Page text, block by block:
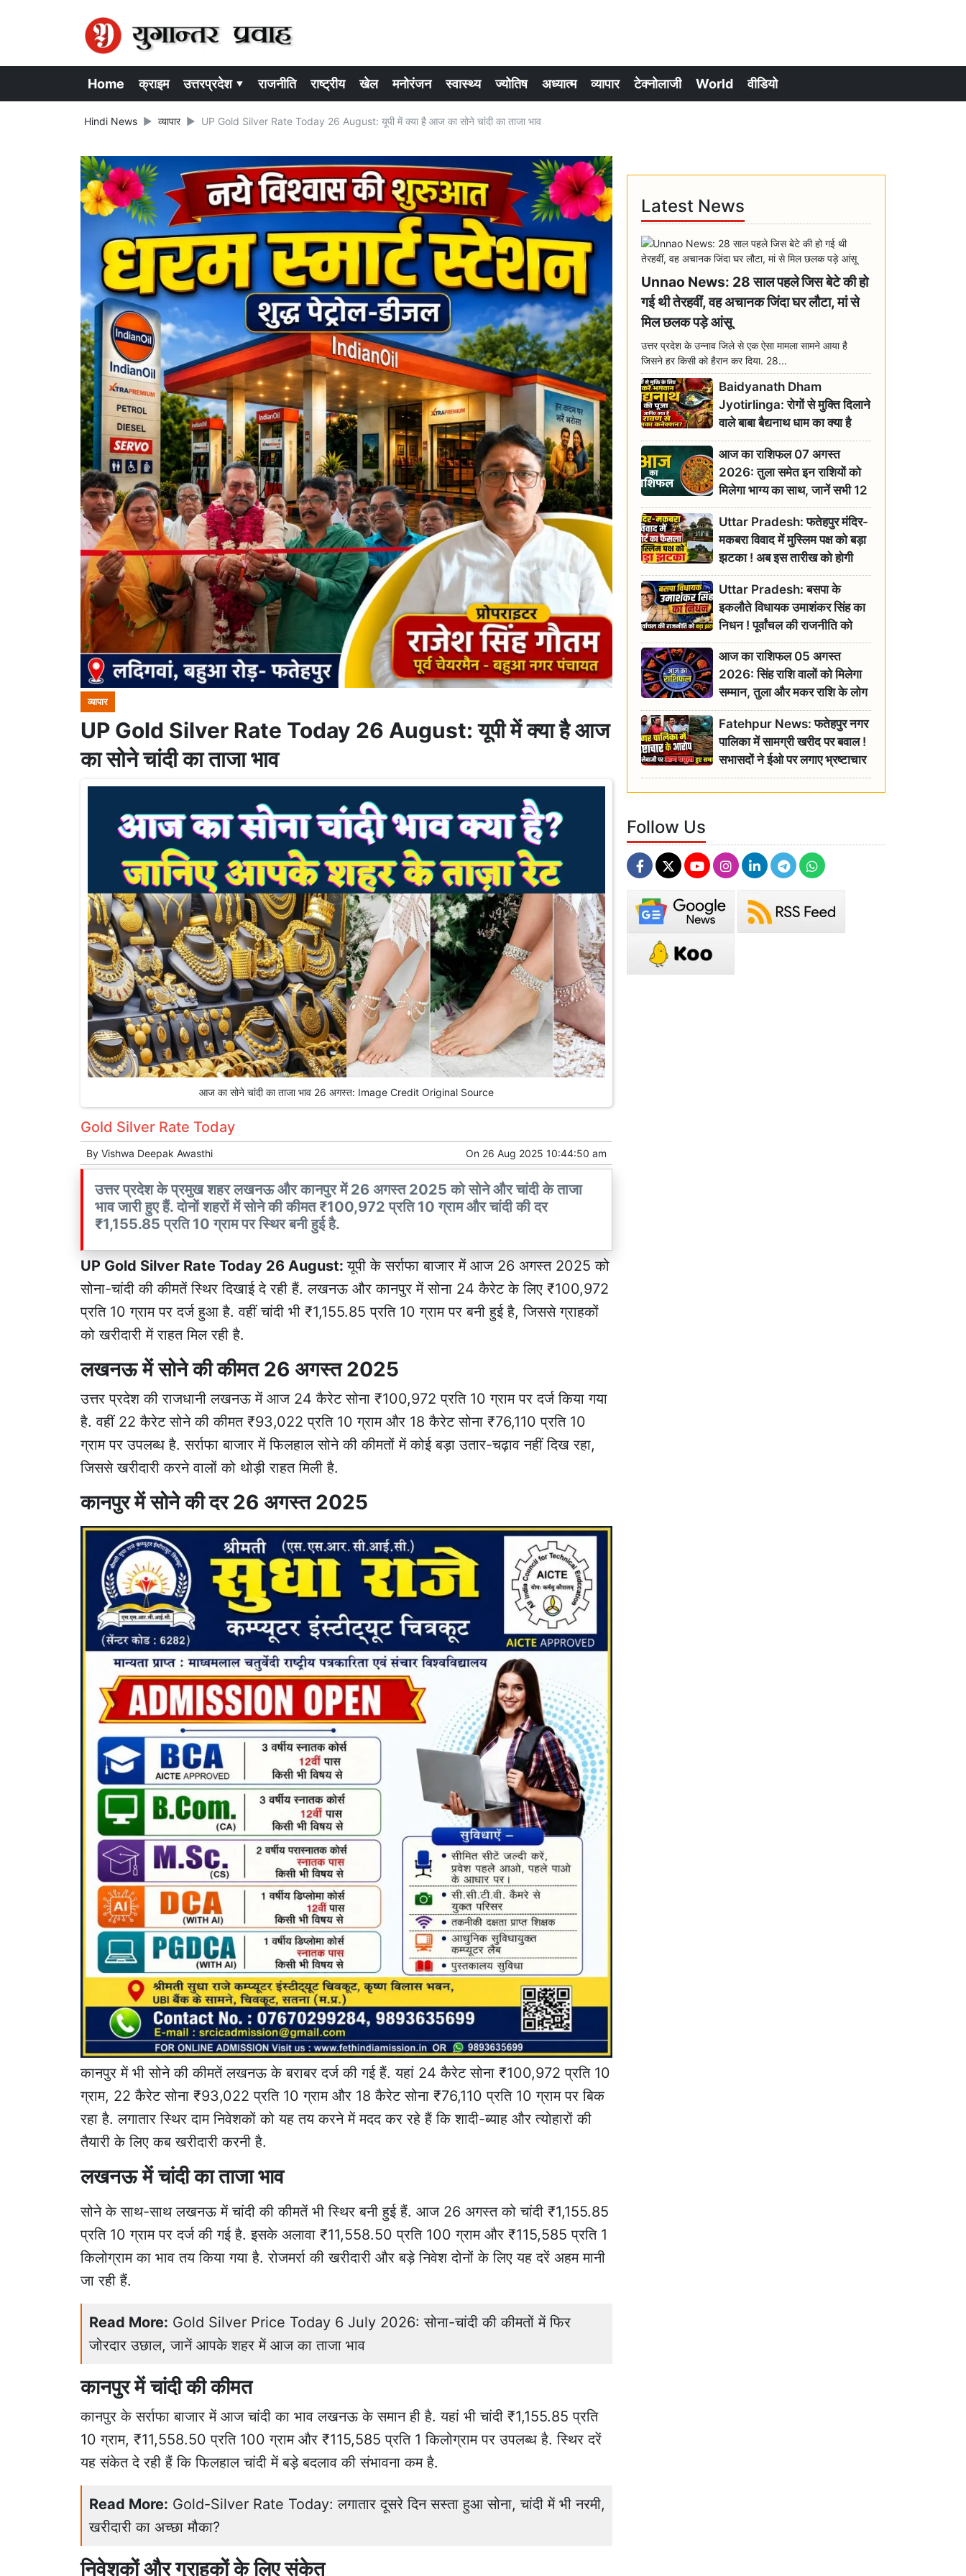
Home क्राइम उत्तरप्रदेश ▾ राजनीति राष्ट्रीय खेल मनोरंजन स्वास्थ्य ज्योतिष अध्यात्म व्यापार टेक्नोलाजी World वीडियो
Hindi News व्यापार UP Gold Silver Rate Today 26 August: यूपी में क्या है आज का सोने चांदी का ताजा भाव
व्यापार
UP Gold Silver Rate Today 26 August: यूपी में क्या है आज
का सोने चांदी का ताजा भाव
आज का सोने चांदी का ताजा भाव 26 अगस्त: Image Credit Original Source
Gold Silver Rate Today
By Vishwa Deepak Awasthi On 26 Aug 2025 10:44:50 am
उत्तर प्रदेश के प्रमुख शहर लखनऊ और कानपुर में 26 अगस्त 2025 को सोने और चांदी के ताजा
भाव जारी हुए हैं. दोनों शहरों में सोने की कीमत ₹100,972 प्रति 10 ग्राम और चांदी की दर
₹1,155.85 प्रति 10 ग्राम पर स्थिर बनी हुई है.
UP Gold Silver Rate Today 26 August:यूपी के सर्राफा बाजार में आज 26 अगस्त 2025 को
सोना-चांदी की कीमतें स्थिर दिखाई दे रही हैं. लखनऊ और कानपुर में सोना 24 कैरेट के लिए ₹100,972
प्रति 10 ग्राम पर दर्ज हुआ है. वहीं चांदी भी ₹1,155.85 प्रति 10 ग्राम पर बनी हुई है, जिससे ग्राहकों
को खरीदारी में राहत मिल रही है.
लखनऊ में सोने की कीमत 26 अगस्त 2025
उत्तर प्रदेश की राजधानी लखनऊ में आज 24 कैरेट सोना ₹100,972 प्रति 10 ग्राम पर दर्ज किया गया
है. वहीं 22 कैरेट सोने की कीमत ₹93,022 प्रति 10 ग्राम और 18 कैरेट सोना ₹76,110 प्रति 10
ग्राम पर उपलब्ध है. सर्राफा बाजार में फिलहाल सोने की कीमतों में कोई बड़ा उतार-चढ़ाव नहीं दिख रहा,
जिससे खरीदारी करने वालों को थोड़ी राहत मिली है.
कानपुर में सोने की दर 26 अगस्त 2025
कानपुर में भी सोने की कीमतें लखनऊ के बराबर दर्ज की गई हैं. यहां 24 कैरेट सोना ₹100,972 प्रति 10
ग्राम, 22 कैरेट सोना ₹93,022 प्रति 10 ग्राम और 18 कैरेट सोना ₹76,110 प्रति 10 ग्राम पर बिक
रहा है. लगातार स्थिर दाम निवेशकों को यह तय करने में मदद कर रहे हैं कि शादी-ब्याह और त्योहारों की
तैयारी के लिए कब खरीदारी करनी है.
लखनऊ में चांदी का ताजा भाव
सोने के साथ-साथ लखनऊ में चांदी की कीमतें भी स्थिर बनी हुई हैं. आज 26 अगस्त को चांदी ₹1,155.85
प्रति 10 ग्राम पर दर्ज की गई है. इसके अलावा ₹11,558.50 प्रति 100 ग्राम और ₹115,585 प्रति 1
किलोग्राम का भाव तय किया गया है. रोजमर्रा की खरीदारी और बड़े निवेश दोनों के लिए यह दरें अहम मानी
जा रही हैं.
Read More: Gold Silver Price Today 6 July 2026: सोना-चांदी की कीमतों में फिर
जोरदार उछाल, जानें आपके शहर में आज का ताजा भाव
कानपुर में चांदी की कीमत
कानपुर के सर्राफा बाजार में आज चांदी का भाव लखनऊ के समान ही है. यहां भी चांदी ₹1,155.85 प्रति
10 ग्राम, ₹11,558.50 प्रति 100 ग्राम और ₹115,585 प्रति 1 किलोग्राम पर उपलब्ध है. स्थिर दरें
यह संकेत दे रही हैं कि फिलहाल चांदी में बड़े बदलाव की संभावना कम है.
Read More: Gold-Silver Rate Today: लगातार दूसरे दिन सस्ता हुआ सोना, चांदी में भी नरमी,
खरीदारी का अच्छा मौका?
निवेशकों और ग्राहकों के लिए संकेत
Latest News
Unnao News: 28 साल पहले जिस बेटे की हो
गई थी तेरहवीं, वह अचानक जिंदा घर लौटा, मां से
मिल छलक पड़े आंसू
उत्तर प्रदेश के उन्नाव जिले से एक ऐसा मामला सामने आया है
जिसने हर किसी को हैरान कर दिया. 28...
Baidyanath Dham
Jyotirlinga: रोगों से मुक्ति दिलाने
वाले बाबा बैद्यनाथ धाम का क्या है
रावण से संबंध? जानिए ज्योतिर्लिंग की
महिमा
आज का राशिफल 07 अगस्त
2026: तुला समेत इन राशियों को
मिलेगा भाग्य का साथ, जानें सभी 12
राशियों का दैनिक भाग्यफल
Uttar Pradesh: फतेहपुर मंदिर-
मकबरा विवाद में मुस्लिम पक्ष को बड़ा
झटका ! अब इस तारीख को होगी
सुनवाई
Uttar Pradesh: बसपा के
इकलौते विधायक उमाशंकर सिंह का
निधन ! पूर्वांचल की राजनीति को
बड़ा झटका, योगी ने जताया दुःख
आज का राशिफल 05 अगस्त
2026: सिंह राशि वालों को मिलेगा
सम्मान, तुला और मकर राशि के लोग
रहें सतर्क
Fatehpur News: फतेहपुर नगर
पालिका में सामग्री खरीद पर बवाल !
सभासदों ने ईओ पर लगाए भ्रष्टाचार
के गंभीर आरोप
Follow Us